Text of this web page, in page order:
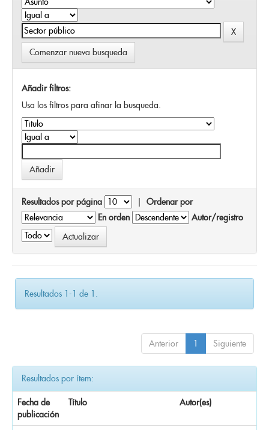
Comenzar nueva busqueda
Añadir filtros:
Usa los filtros para afinar la busqueda.
Resultados por página | Ordenar por
En orden
Autor/registro
Resultados 1-1 de 1.
Anterior 1 Siguiente
Resultados por ítem:
Fecha de
publicación
Título Autor(es)